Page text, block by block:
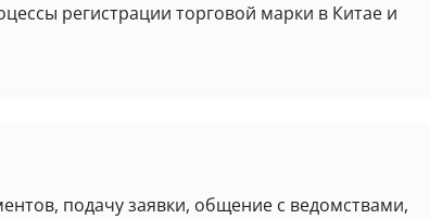
регистрации торговой марки в Китае и
подачу заявки, общение с ведомствами,